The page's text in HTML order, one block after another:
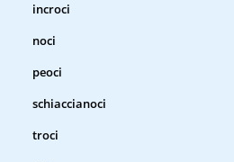
incroci
noci
peoci
schiaccianoci
troci